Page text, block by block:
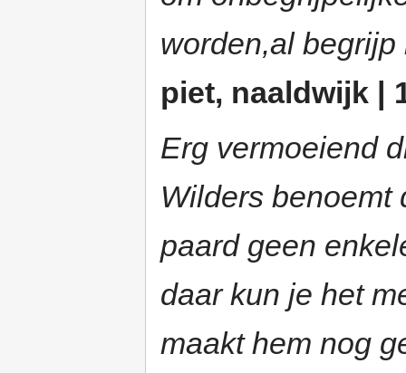
worden,al
piet, naaldwijk |
Erg vermoeiend
Wilders benoemt
paard geen
daar kun je het
maakt hem nog